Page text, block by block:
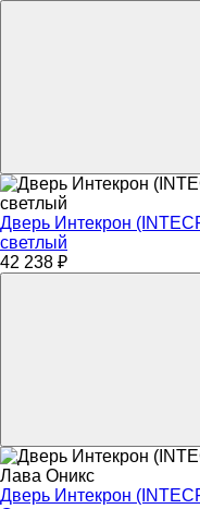
Дверь Интекрон
светлый
42 238 ₽
Дверь Интекрон